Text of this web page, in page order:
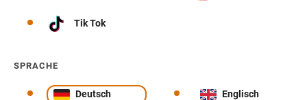
Tik Tok
SPRACHE
Deutsch Englisch